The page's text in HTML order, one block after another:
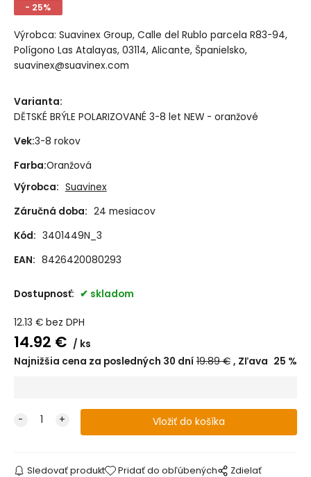
- 25%
Výrobca: Suavinex Group, Calle del Rublo parcela R83-94,
Polígono Las Atalayas, 03114, Alicante, Španielsko,
suavinex@suavinex.com
Varianta:
DĚTSKÉ BRÝLE POLARIZOVANÉ 3-8 let NEW - oranžové
Vek:3-8 rokov
Farba:Oranžová
Výrobca: Suavinex
Záručná doba: 24 mesiacov
Kód: 3401449N_3
EAN: 8426420080293
Dostupnosť: skladom
12.13 € bez DPH
14.92 €
ks
Najnižšia cena za posledných 30 dní 19.89€ Zľava 25 %
Sledovať produkt Pridať do obľúbených Zdielať